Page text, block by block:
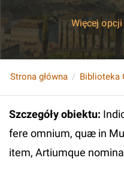
Więcej
Strona główna Biblioteka
Szczegóły obiektu:
fere omnium, quæ in
item, Artiumque